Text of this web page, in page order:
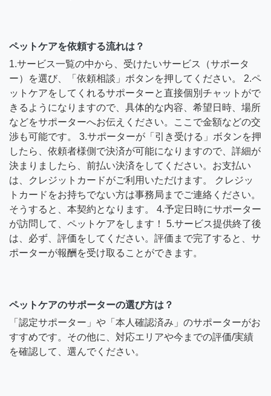
ペットケアを依頼する流れは？
1.サービス一覧の中から、受けたいサービス（サポータ
ー）を選び、「依頼相談」ボタンを押してください。 2.ペ
ットケアをしてくれるサポーターと直接個別チャットがで
きるようになりますので、具体的な内容、希望日時、場所
などをサポーターへお伝えください。ここで金額などの交
渉も可能です。 3.サポーターが「引き受ける」ボタンを押
したら、依頼者様側で決済が可能になりますので、詳細が
決まりましたら、前払い決済をしてください。お支払い
は、クレジットカードがご利用いただけます。 クレジッ
トカードをお持ちでない方は事務局までご連絡ください。
そうすると、本契約となります。 4.予定日時にサポーター
が訪問して、ペットケアをします！ 5.サービス提供終了後
は、必ず、評価をしてください。評価まで完了すると、サ
ポーターが報酬を受け取ることができます。
ペットケアのサポーターの選び方は？
「認定サポーター」や「本人確認済み」のサポーターがお
すすめです。その他に、対応エリアや今までの評価/実績
を確認して、選んでください。